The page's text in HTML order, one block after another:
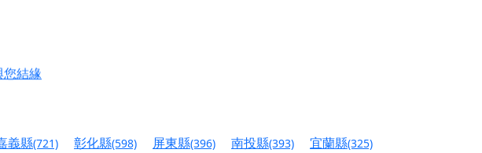
結緣
同參與，為自己與家人累積福德、祈求平安好運
義縣(721) 彰化縣(598) 屏東縣(396) 南投縣(393) 宜蘭縣(325)